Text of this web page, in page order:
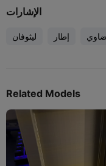
الإشارات
ليثوفان إطار
Related Models